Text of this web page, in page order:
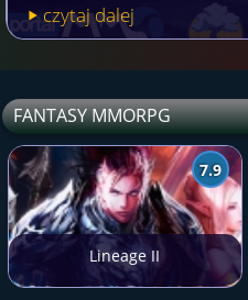
czytaj dalej
FANTASY MMORPG
7.9
Lineage II